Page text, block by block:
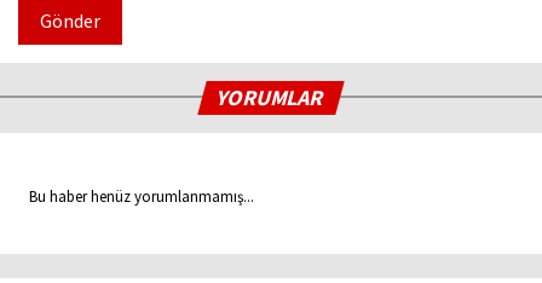
Gönder
YORUMLAR
Bu haber henüz yorumlanmamış...